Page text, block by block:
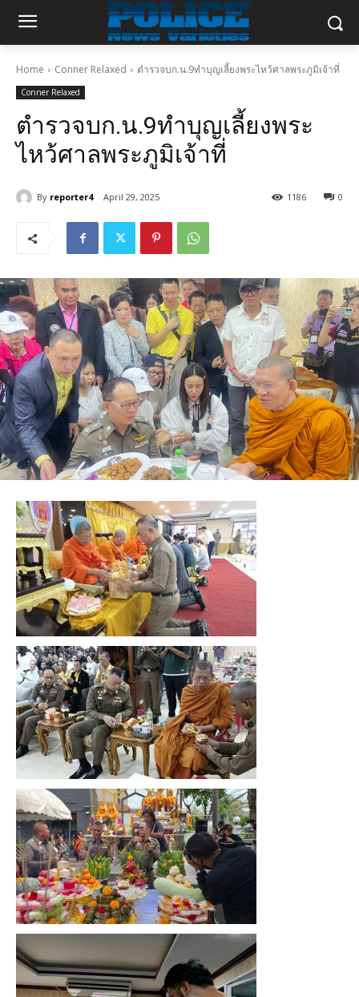
Home Conner Relaxed ตำรวจบก.น.9ทำบุญเลี้ยงพระไหว้ศาลพระภูมิเจ้าที่
Conner Relaxed
ตำรวจบก.น.9ทำบุญเลี้ยงพระ
ไหว้ศาลพระภูมิเจ้าที่
By reporter4 April 29, 2025 0
1186